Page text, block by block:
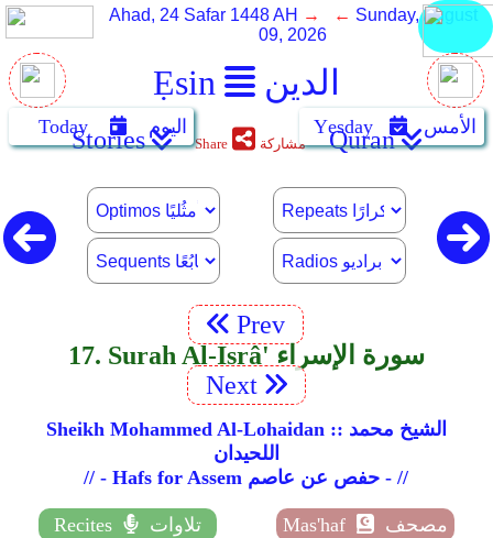
Ẹsin الدين
Ahad, 24 Safar 1448 AH → ← Sunday, August
09, 2026
Today اليوم Yẹsday الأمس Stories Share مشاركة Quran
Prev
17. Surah Al-Isrâ' سورة الإسراء
Next
Sheikh Mohammed Al-Lohaidan :: الشيخ محمد
اللحيدان
// - Hafs for Assem حفص عن عاصم - //
Recites تلاوات Mas'haf
مصحف